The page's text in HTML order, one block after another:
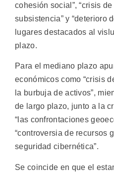
cohesión social”, “crisis
subsistencia” y “deterioro
lugares destacados al
plazo.
Para el mediano plazo
económicos como “crisis
la burbuja de activos”,
de largo plazo, junto a la
“las confrontaciones
“controversia de recursos
seguridad cibernética”.
Se coincide en que el